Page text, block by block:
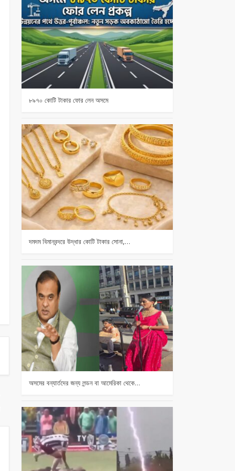
৮৯৭০ কোটি টাকার ফোর লেন অসমে
দমদম বিমানবন্দরে উদ্ধার কোটি টাকার সোনা,…
অসমের বন্যার্তদের জন্য লন্ডন বা আমেরিকা থেকে…